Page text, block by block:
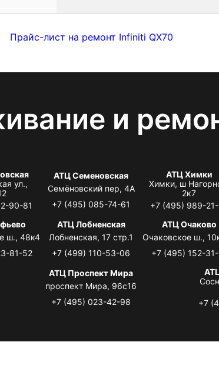
Прайс-лист на ремонт Infiniti QX70
и
ул.,
90-81
АТЦ Семеновская
Семёновский пер, 4А
+7 (495) 085-74-61
АТЦ Химки
Химки, ш
2к7
+7 (495) 989-21-
ш., 48к4
81-52
АТЦ Лобненская
Лобненская, 17 стр.1
+7 (499) 110-53-06
АТЦ Очаково
Очаковское ш.,
+7 (495) 152-31-
АТЦ Проспект Мира
проспект Мира, 96с16
+7 (495) 023-42-98
+7